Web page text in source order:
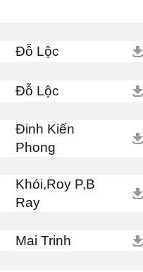
Đỗ Lộc
Đỗ Lộc
Đinh Kiến
Phong
Khói,Roy P,B
Ray
Mai Trinh